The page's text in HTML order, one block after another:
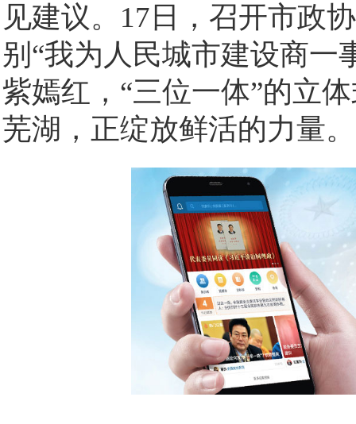
见建议。17日，召开市政
别“我为人民城市建设商
紫嫣红，“三位一体”的立
芜湖，正绽放鲜活的力量